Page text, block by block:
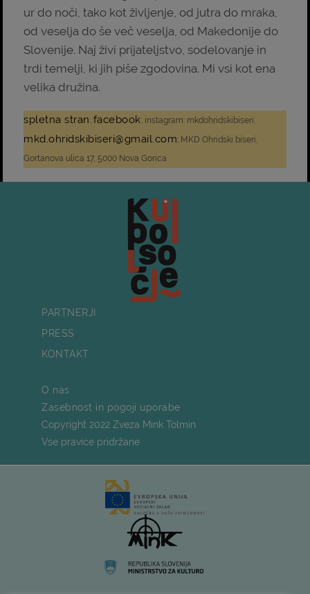
ur do noči, tako kot življenje, od jutra do mraka,
od veselja do še več veselja, od Makedonije do
Slovenije. Naj živi prijateljstvo, sodelovanje in
trdi temelji, ki jih piše zgodovina. Mi vsi kot ena
velika družina.
spletna stran ; facebook; instagram: mkdohridskibiseri;
mkd.ohridskibiseri@gmail.com; MKD Ohridski biseri,
Gortanova ulica 17, 5000 Nova Gorica
PARTNERJI
PRESS
KONTAKT
O nas
Zasebnost in pogoji uporabe
Copyright 2022 Zveza Mink Tolmin
Vse pravice pridržane